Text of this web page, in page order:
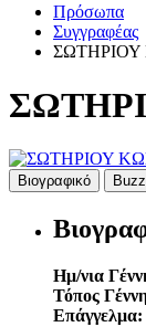
Πρόσωπα
Συγγραφέας
Βιογραφικό Buzz
Ημ/νια
Τόπος
Επάγγελμα: